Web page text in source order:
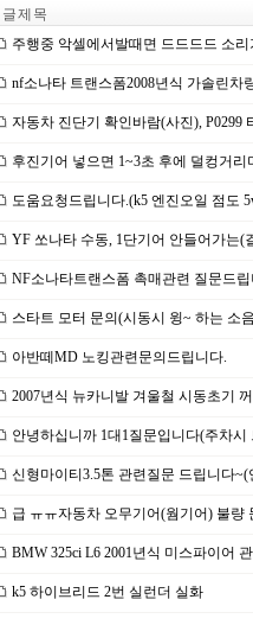
글 제 목
주행중 악셀에서발때면 드드드드 소
nf소나타 트랜스폼2008년식 가솔린차
자동차 진단기 확인바람(사진), P0299
후진기어 넣으면 1~3초 후에 덜컹거리
도움요청드립니다.(k5 엔진오일 점도
YF 쏘나타 수동, 1단기어 안들어가는(
NF소나타트랜스폼 촉매관련 질문드
스타트 모터 문의(시동시 윙~ 하는 소
아반떼MD 노킹관련문의드립니다.
2007년식 뉴카니발 겨울철 시동초기
안녕하십니까 1대1질문입니다(주차시
신형마이티3.5톤 관련질문 드립니다
급 ㅠㅠ자동차 오무기어(웜기어) 불량
BMW 325ci L6 2001년식 미스파이어
k5 하이브리드 2번 실런더 실화